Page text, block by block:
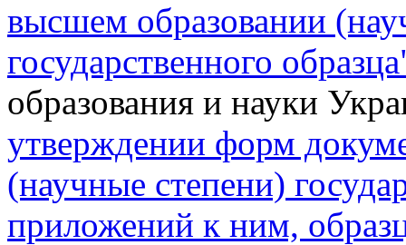
высшем образовании
государственного
образования и науки
утверждении форм
(научные степени)
приложений к ним,